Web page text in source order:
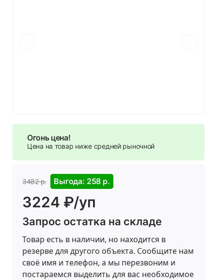
Огонь цена!
Цена на товар ниже средней рыночной
3482 р. Выгода: 258 р.
3224 ₽/уп
Запрос остатка на складе
Товар есть в наличии, но находится в
резерве для другого объекта. Сообщите нам
своё имя и телефон, а мы перезвоним и
постараемся выделить для вас необходимое